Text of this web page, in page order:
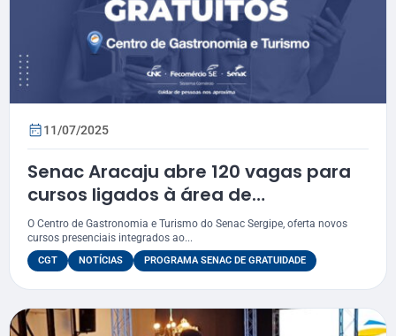
11/07/2025
Senac Aracaju abre 120 vagas para
cursos ligados à área de
Gastronomia e Turismo
O Centro de Gastronomia e Turismo do Senac Sergipe, oferta novos
cursos presenciais integrados ao...
CGT NOTÍCIAS PROGRAMA SENAC DE GRATUIDADE